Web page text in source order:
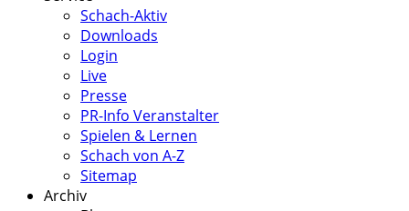
Schach-Aktiv
Downloads
Login
Live
Presse
PR-Info Veranstalter
Spielen & Lernen
Schach von A-Z
Sitemap
Archiv